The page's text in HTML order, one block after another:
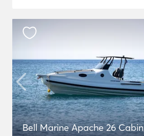
Bell Marine Apache 26 Cabin